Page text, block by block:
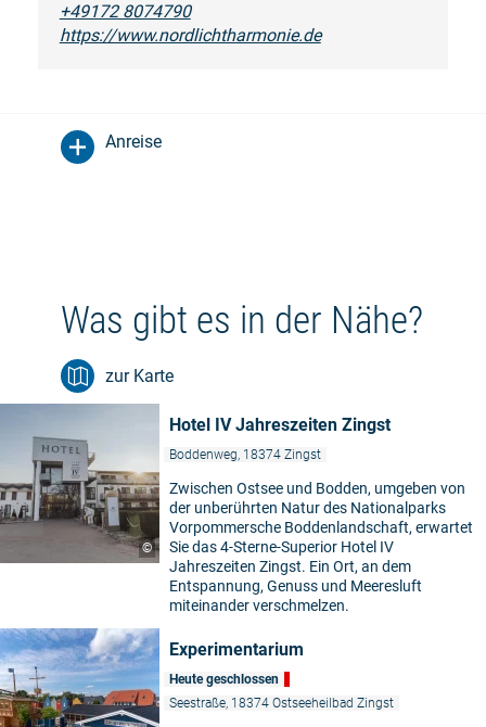
+49172 8074790
https://www.nordlichtharmonie.de
Anreise
Was gibt es in der Nähe?
zur Karte
©
Hotel IV Jahreszeiten Zingst
Boddenweg, 18374 Zingst
Zwischen Ostsee und Bodden, umgeben von
der unberührten Natur des Nationalparks
Vorpommersche Boddenlandschaft, erwartet
Sie das 4-Sterne-Superior Hotel IV
Jahreszeiten Zingst. Ein Ort, an dem
Entspannung, Genuss und Meeresluft
miteinander verschmelzen.
Experimentarium
Heute geschlossen
Seestraße, 18374 Ostseeheilbad Zingst